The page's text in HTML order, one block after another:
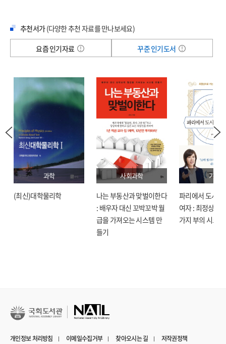
추천서가(다양한 추천 자료를 만나보세요)
요즘 인기자료
꾸준 인기도서
과학
(최신)대학물리학
사회과학
나는 부동산과 맞벌이한다
: 배우자 대신 꼬박꼬박 월
급을 가져오는 시스템 만
들기
기술
파리에서 도시락
여자 : 최정상으
가지 부의 시크릿
개인정보 처리방침 이메일수집거부 찾아오시는 길 저작권정책